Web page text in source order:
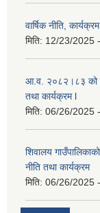
वार्षिक नीति,
मिति: 12/23/2025
आ.व. २०८२।८३ को
तथा कार्यक्रम l
मिति: 06/26/2025
शिवालय
नीति तथा कार्यक्रम
मिति: 06/26/2025